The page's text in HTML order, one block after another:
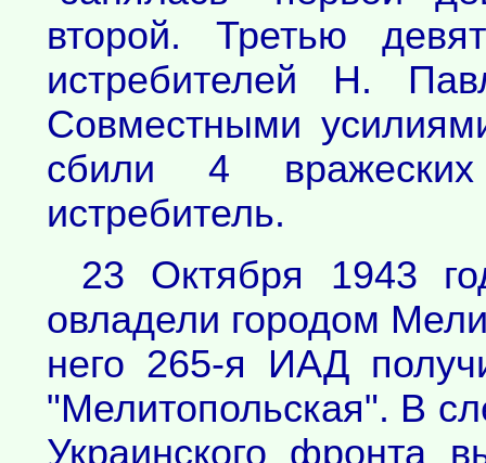
второй. Третью
истребителей Н.
Совместными
сбили 4
истребитель.
23 Октября 1943
овладели городом
него 265-я ИАД
"Мелитопольская". В
Украинского фронта